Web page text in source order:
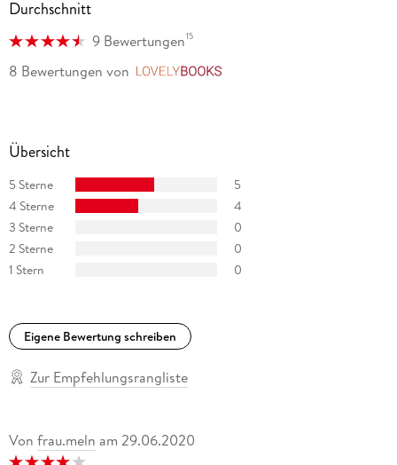
Durchschnitt
9 Bewertungen15
8 Bewertungen von
Übersicht
5 Sterne
5
4 Sterne
4
3 Sterne
0
2 Sterne
0
1 Stern
0
Eigene Bewertung schreiben
Zur Empfehlungsrangliste
Von frau.meln am 29.06.2020